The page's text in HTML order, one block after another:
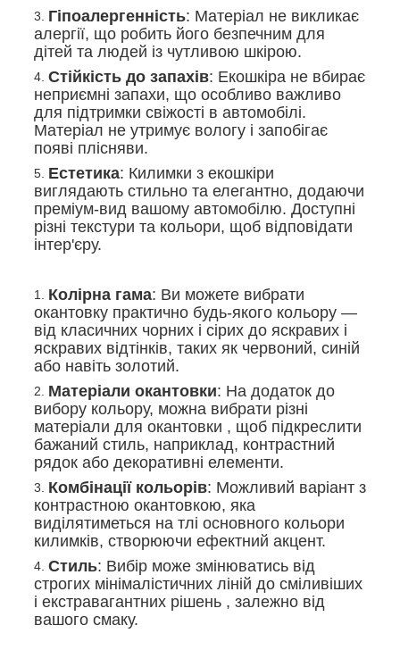
Гіпоалергенність: Матеріал не викликає
алергії, що робить його безпечним для
дітей та людей із чутливою шкірою.
Стійкість до запахів: Екошкіра не вбирає
неприємні запахи, що особливо важливо
для підтримки свіжості в автомобілі.
Матеріал не утримує вологу і запобігає
появі плісняви.
Естетика: Килимки з екошкіри
виглядають стильно та елегантно, додаючи
преміум-вид вашому автомобілю. Доступні
різні текстури та кольори, щоб відповідати
інтер'єру.
Колірна гама: Ви можете вибрати
окантовку практично будь-якого кольору —
від класичних чорних і сірих до яскравих і
яскравих відтінків, таких як червоний, синій
або навіть золотий.
Матеріали окантовки: На додаток до
вибору кольору, можна вибрати різні
матеріали для окантовки , щоб підкреслити
бажаний стиль, наприклад, контрастний
рядок або декоративні елементи.
Комбінації кольорів: Можливий варіант з
контрастною окантовкою, яка
виділятиметься на тлі основного кольори
килимків, створюючи ефектний акцент.
Стиль: Вибір може змінюватись від
строгих мінімалістичних ліній до сміливіших
і екстравагантних рішень , залежно від
вашого смаку.